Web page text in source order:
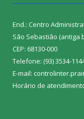
End.: Centro
São Sebastião (antiga
CEP: 68130-000
Telefone: (93) 3534-
E-mail:
Horário de